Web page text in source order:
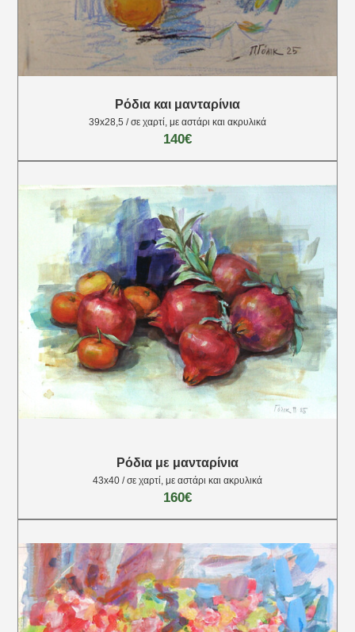
Ρόδια και μανταρίνια
39х28,5 / σε χαρτί, με αστάρι και ακρυλικά
140€
Ρόδια με μανταρίνια
43х40 / σε χαρτί, με αστάρι και ακρυλικά
160€